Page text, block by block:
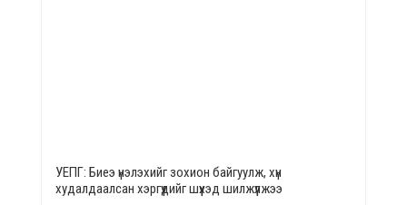
УЕПГ: Биеэ үнэлэхийг зохион байгуулж, хүн
худалдаалсан хэргүүдийг шүүхэд шилжүүлжээ